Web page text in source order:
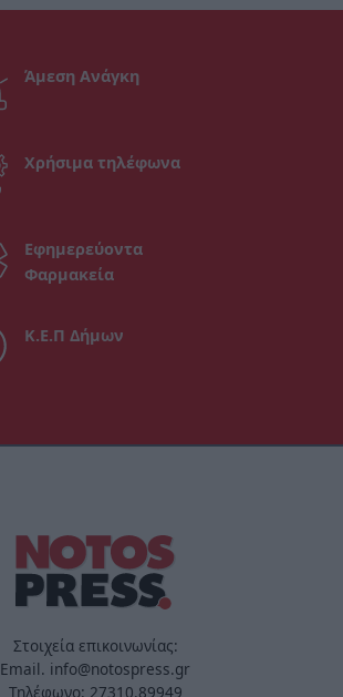
Άμεση Ανάγκη
Χρήσιμα τηλέφωνα
Εφημερεύοντα
Φαρμακεία
Κ.Ε.Π Δήμων
Στοιχεία επικοινωνίας:
Email. info@notospress.gr
Τηλέφωνο: 27310.89949